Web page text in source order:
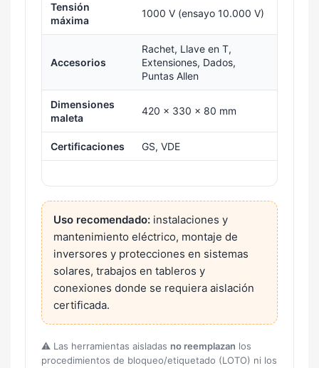
Tensión
máxima
1000 V (ensayo 10.000 V)
Accesorios
Rachet, Llave en T,
Extensiones, Dados,
Puntas Allen
Dimensiones
maleta
420 × 330 × 80 mm
Certificaciones GS, VDE
Uso recomendado: instalaciones y
mantenimiento eléctrico, montaje de
inversores y protecciones en sistemas
solares, trabajos en tableros y
conexiones donde se requiera aislación
certificada.
⚠️ Las herramientas aisladas no reemplazan los
procedimientos de bloqueo/etiquetado (LOTO) ni los